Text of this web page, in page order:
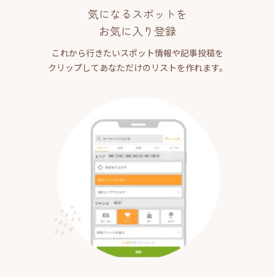
気になるスポットを
お気に入り登録
これから行きたいスポット情報や記事投稿を
クリップしてあなただけのリストを作れます。